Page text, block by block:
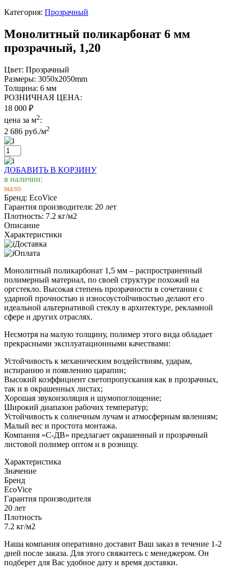
Категория: Прозрачный
Монолитный поликарбонат 6 мм
прозрачный, 1,20
Цвет: Прозрачный
Размеры: 3050x2050mm
Толщина: 6 мм
РОЗНИЧНАЯ ЦЕНА:
18 000 ₽
цена за м2:
2 686 руб./м2
ДОБАВИТЬ В КОРЗИНУ
в наличии:
мало
Бренд: EcoVice
Гарантия производителя: 20 лет
Плотность: 7.2 кг/м2
Описание
Характеристики
Доставка
Оплата
Монолитный поликарбонат 1,5 мм – распространенный
полимерный материал, по своей структуре похожий на
оргстекло. Высокая степень прозрачности в сочетании с
ударной прочностью и износоустойчивостью делают его
идеальной альтернативой стеклу в архитектуре, рекламной
сфере и других отраслях.
Несмотря на малую толщину, полимер этого вида обладает
прекрасными эксплуатационными качествами:
Устойчивость к механическим воздействиям, ударам,
истиранию и появлению царапин;
Высокий коэффициент светопропускания как в прозрачных,
так и в окрашенных листах;
Хорошая звукоизоляция и шумопоглощение;
Широкий диапазон рабочих температур;
Устойчивость к солнечным лучам и атмосферным явлениям;
Малый вес и простота монтажа.
Компания «С-ДВ» предлагает окрашенный и прозрачный
листовой полимер оптом и в розницу.
Характеристика
Значение
Бренд
EcoVice
Гарантия производителя
20 лет
Плотность
7.2 кг/м2
Наша компания оперативно доставит Ваш заказ в течение 1-2
дней после заказа. Для этого свяжитесь с менеджером. Он
подберет для Вас удобное дату и время доставки.